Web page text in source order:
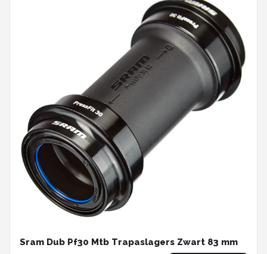
Sram Dub Pf30 Mtb Trapaslagers Zwart 83 mm